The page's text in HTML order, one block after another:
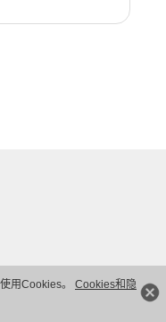
用Cookies。 Cookies和隐